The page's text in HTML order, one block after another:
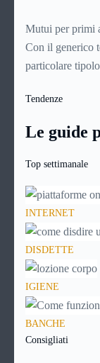
Mutui per primi
di acquisto della
Con il generico
particolare
anni). Si tratta
capitale
interessi e altre
Tendenze
Le guide
Top settimanale
INTERNET
DISDETTE
IGIENE
BANCHE
Consigliati